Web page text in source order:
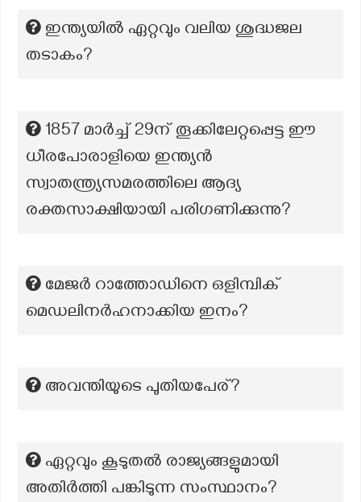
ഇന്ത്യയിൽ ഏറ്റവും വലിയ ശുദ്ധജല
തടാകം?
1857 മാർച്ച് 29ന് തൂക്കിലേറ്റപ്പെട്ട ഈ
ധീരപോരാളിയെ ഇന്ത്യൻ
സ്വാതന്ത്ര്യസമരത്തിലെ ആദ്യ
രക്തസാക്ഷിയായി പരിഗണിക്കുന്നു?
മേജർ റാത്തോഡിനെ ഒളിമ്പിക്
മെഡലിനർഹനാക്കിയ ഇനം?
അവന്തിയുടെ പുതിയപേര്?
ഏറ്റവും കൂടുതൽ രാജ്യങ്ങളുമായി
അതിർത്തി പങ്കിടുന്ന സംസ്ഥാനം?